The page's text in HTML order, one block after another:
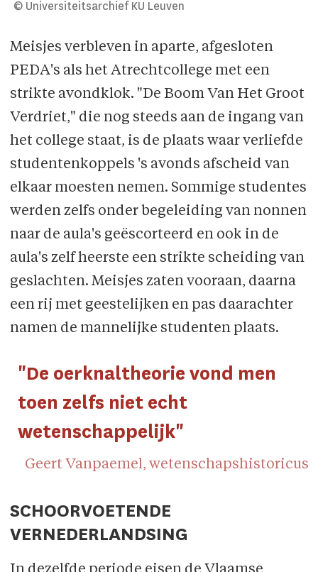
© Universiteitsarchief KU Leuven
Meisjes verbleven in aparte, afgesloten
PEDA's als het Atrechtcollege met een
strikte avondklok. "De Boom Van Het Groot
Verdriet," die nog steeds aan de ingang van
het college staat, is de plaats waar verliefde
studentenkoppels 's avonds afscheid van
elkaar moesten nemen. Sommige studentes
werden zelfs onder begeleiding van nonnen
naar de aula's geëscorteerd en ook in de
aula's zelf heerste een strikte scheiding van
geslachten. Meisjes zaten vooraan, daarna
een rij met geestelijken en pas daarachter
namen de mannelijke studenten plaats.
"De oerknaltheorie vond men
toen zelfs niet echt
wetenschappelijk"
Geert Vanpaemel, wetenschapshistoricus
SCHOORVOETENDE
VERNEDERLANDSING